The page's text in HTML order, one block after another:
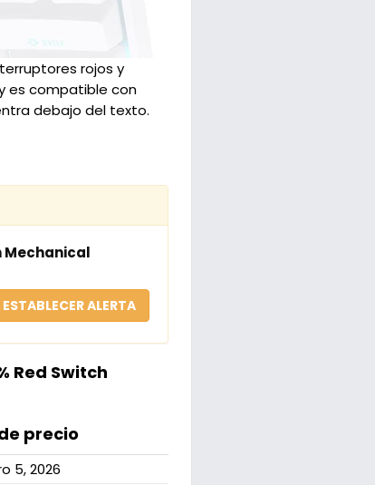
rojos y
es compatible con
debajo del texto.
Mechanical
ESTABLECER ALERTA
Red Switch
precio
5, 2026